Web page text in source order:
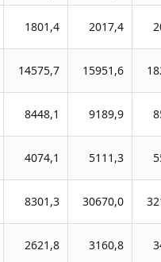
1801,4 2017,4
14575,7 15951,6
8448,1 9189,9
4074,1 5111,3
8301,3 30670,0
2621,8 3160,8